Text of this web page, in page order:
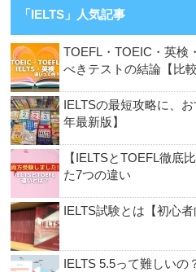
「IELTS」人気記事
TOEFL・TOEIC・英検
べきテストの結論【比較
IELTSの最短攻略に、
年最新版】
【IELTSとTOEFL徹底
た7つの違い
IELTS試験とは【初心
IELTS 5.5って難しいの